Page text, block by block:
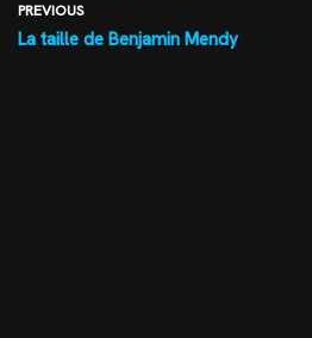
PREVIOUS
La taille de Benjamin Mendy